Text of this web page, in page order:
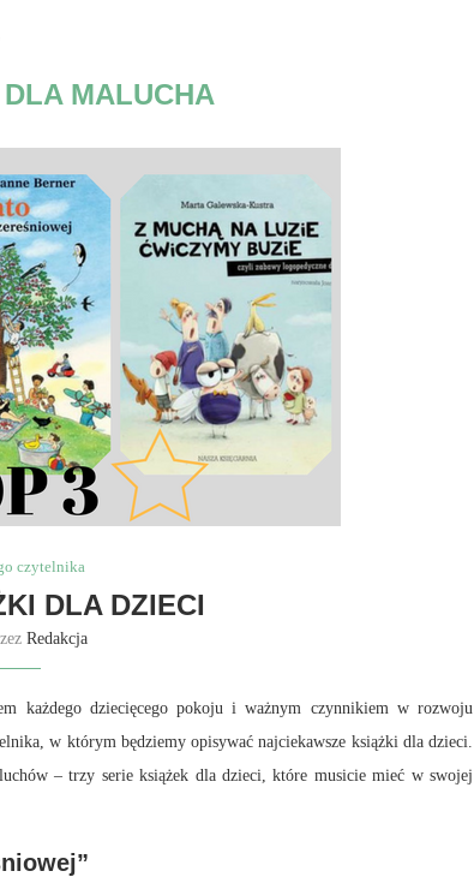
MALUCHA
czytelnika
DLA DZIECI
Redakcja
każdego dziecięcego pokoju i ważnym czynnikiem w rozwoju
w którym będziemy opisywać najciekawsze książki dla dzieci.
– trzy serie książek dla dzieci, które musicie mieć w swojej